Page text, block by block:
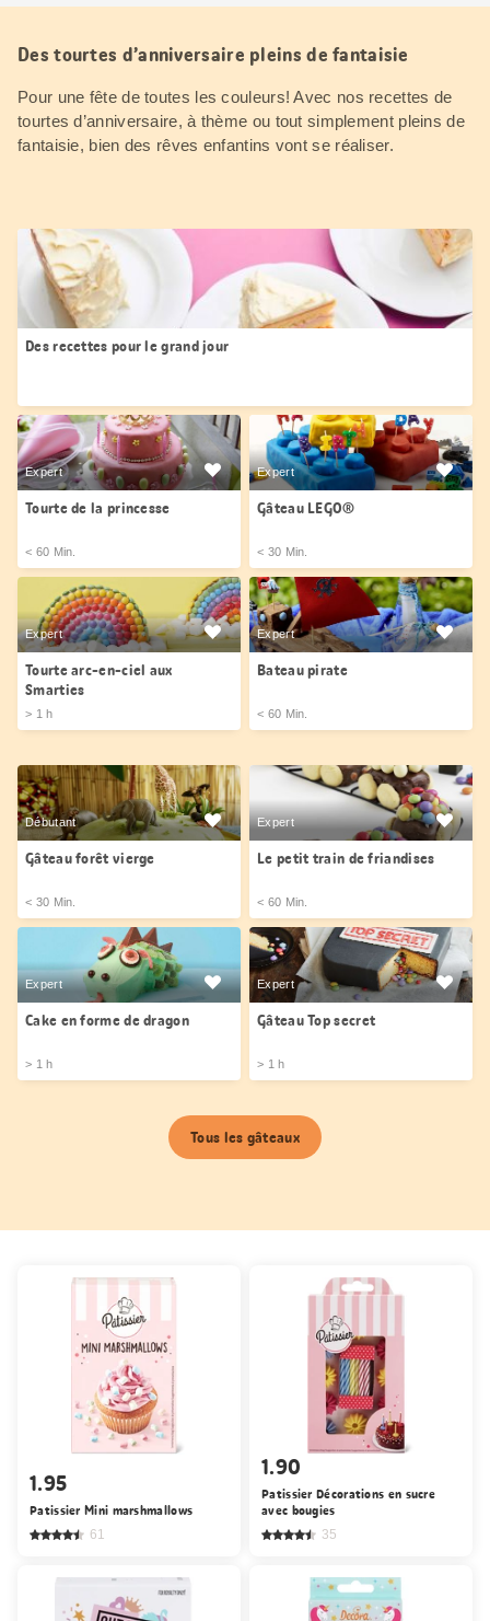
Des tourtes d’anniversaire pleins de fantaisie
Pour une fête de toutes les couleurs! Avec nos recettes de
tourtes d’anniversaire, à thème ou tout simplement pleins de
fantaisie, bien des rêves enfantins vont se réaliser.
Des recettes pour le grand jour
Expert
Tourte de la princesse
< 60 Min.
Expert
Gâteau LEGO®
< 30 Min.
Expert
Tourte arc-en-ciel aux
Smarties
> 1 h
Expert
Bateau pirate
< 60 Min.
Débutant
Gâteau forêt vierge
< 30 Min.
Expert
Le petit train de friandises
< 60 Min.
Expert
Cake en forme de dragon
> 1 h
Expert
Gâteau Top secret
> 1 h
Tous les gâteaux
1.95
Patissier Mini marshmallows
61
1.90
Patissier Décorations en sucre
avec bougies
35